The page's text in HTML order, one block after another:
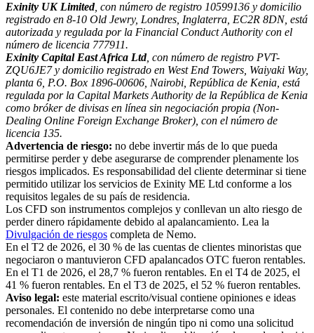
Exinity UK Limited, con número de registro 10599136 y domicilio
registrado en 8-10 Old Jewry, Londres, Inglaterra, EC2R 8DN, está
autorizada y regulada por la Financial Conduct Authority con el
número de licencia 777911.
Exinity Capital East Africa Ltd, con número de registro PVT-
ZQU6JE7 y domicilio registrado en West End Towers, Waiyaki Way,
planta 6, P.O. Box 1896-00606, Nairobi, República de Kenia, está
regulada por la Capital Markets Authority de la República de Kenia
como bróker de divisas en línea sin negociación propia (Non-
Dealing Online Foreign Exchange Broker), con el número de
licencia 135.
Advertencia de riesgo: no debe invertir más de lo que pueda
permitirse perder y debe asegurarse de comprender plenamente los
riesgos implicados. Es responsabilidad del cliente determinar si tiene
permitido utilizar los servicios de Exinity ME Ltd conforme a los
requisitos legales de su país de residencia.
Los CFD son instrumentos complejos y conllevan un alto riesgo de
perder dinero rápidamente debido al apalancamiento. Lea la
Divulgación de riesgos completa de Nemo.
En el T2 de 2026, el 30 % de las cuentas de clientes minoristas que
negociaron o mantuvieron CFD apalancados OTC fueron rentables.
En el T1 de 2026, el 28,7 % fueron rentables. En el T4 de 2025, el
41 % fueron rentables. En el T3 de 2025, el 52 % fueron rentables.
Aviso legal: este material escrito/visual contiene opiniones e ideas
personales. El contenido no debe interpretarse como una
recomendación de inversión de ningún tipo ni como una solicitud